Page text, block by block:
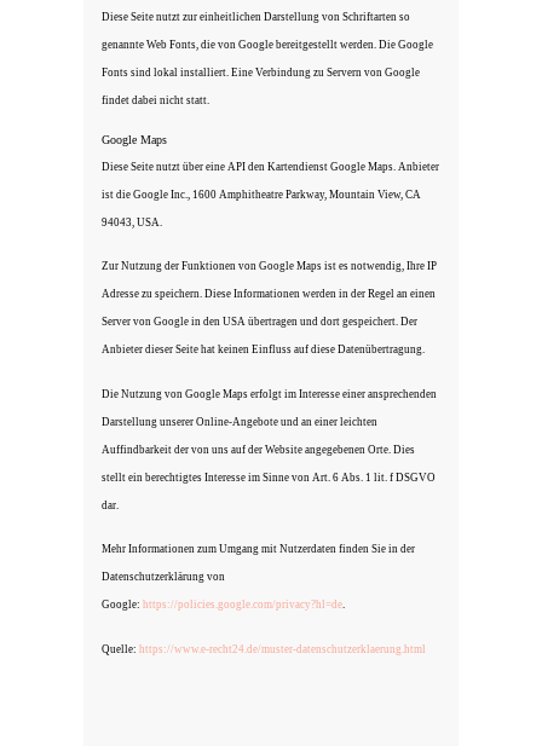
Diese Seite nutzt zur einheitlichen Darstellung von Schriftarten so
genannte Web Fonts, die von Google bereitgestellt werden. Die Google
Fonts sind lokal installiert. Eine Verbindung zu Servern von Google
findet dabei nicht statt.
Google Maps
Diese Seite nutzt über eine API den Kartendienst Google Maps. Anbieter
ist die Google Inc., 1600 Amphitheatre Parkway, Mountain View, CA
94043, USA.
Zur Nutzung der Funktionen von Google Maps ist es notwendig, Ihre IP
Adresse zu speichern. Diese Informationen werden in der Regel an einen
Server von Google in den USA übertragen und dort gespeichert. Der
Anbieter dieser Seite hat keinen Einfluss auf diese Datenübertragung.
Die Nutzung von Google Maps erfolgt im Interesse einer ansprechenden
Darstellung unserer Online-Angebote und an einer leichten
Auffindbarkeit der von uns auf der Website angegebenen Orte. Dies
stellt ein berechtigtes Interesse im Sinne von Art. 6 Abs. 1 lit. f DSGVO
dar.
Mehr Informationen zum Umgang mit Nutzerdaten finden Sie in der
Datenschutzerklärung von
Google: https://policies.google.com/privacy?hl=de.
Quelle: https://www.e-recht24.de/muster-datenschutzerklaerung.html